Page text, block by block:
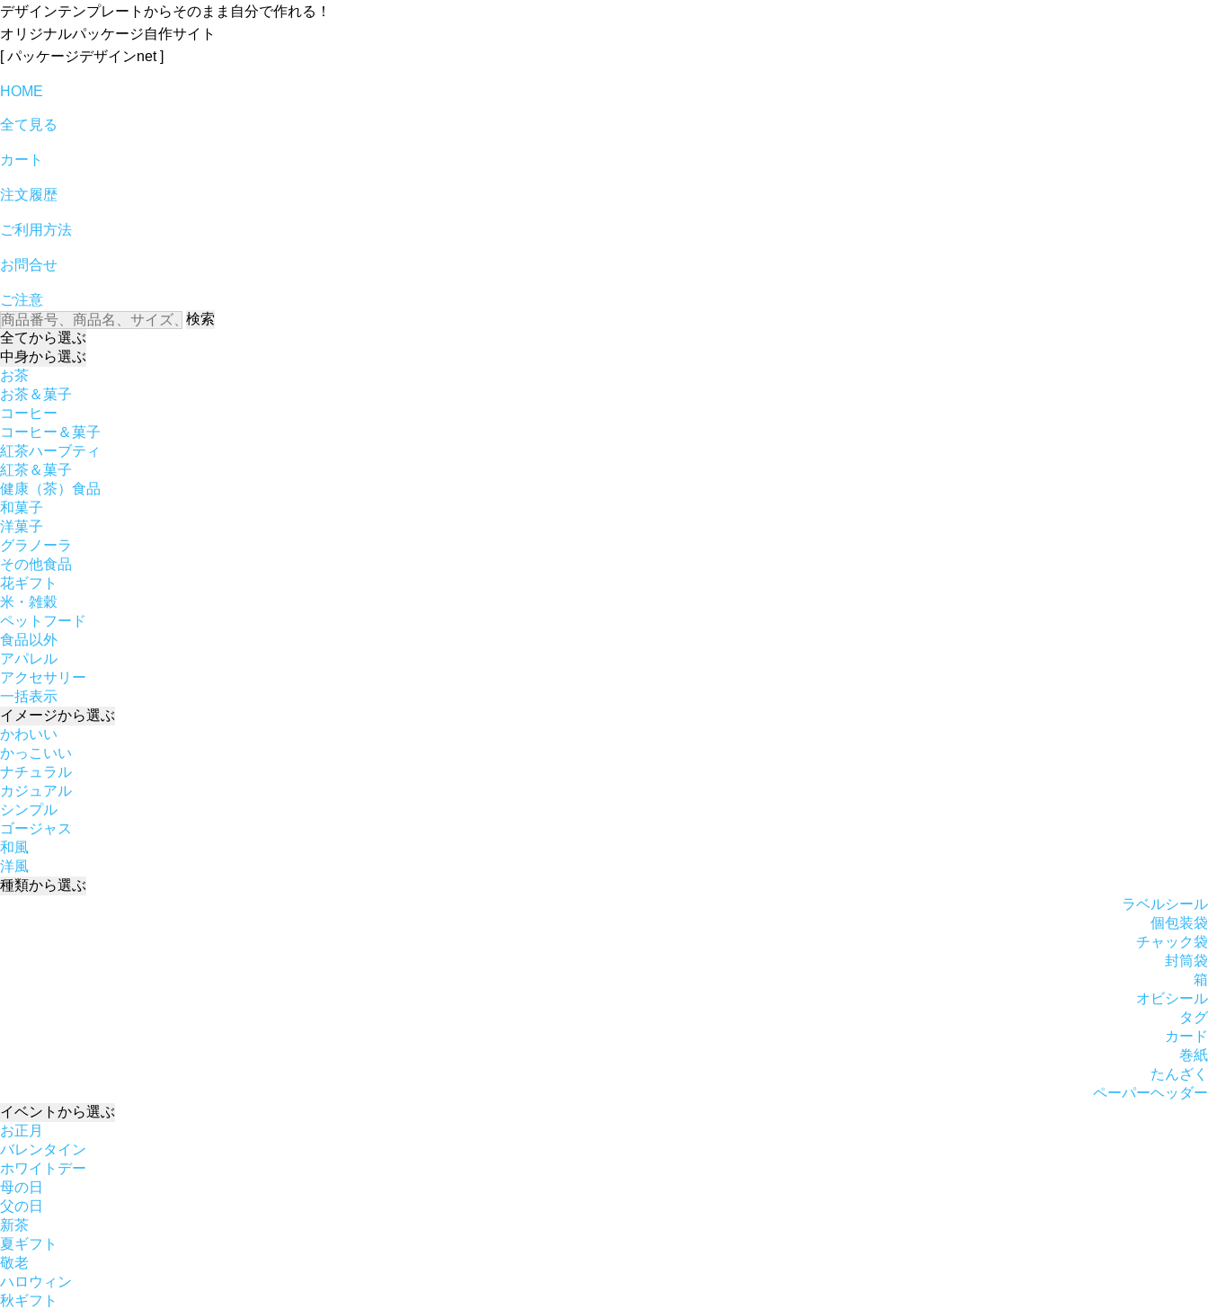
デザインテンプレートからそのまま自分で作れる！
オリジナルパッケージ自作サイト
[ パッケージデザインnet ]
HOME
全て見る
カート
注文履歴
ご利用方法
お問合せ
ご注意
検索
全てから選ぶ
中身から選ぶ
お茶
お茶＆菓子
コーヒー
コーヒー＆菓子
紅茶ハーブティ
紅茶＆菓子
健康（茶）食品
和菓子
洋菓子
グラノーラ
その他食品
花ギフト
米・雑穀
ペットフード
食品以外
アパレル
アクセサリー
一括表示
イメージから選ぶ
かわいい
かっこいい
ナチュラル
カジュアル
シンプル
ゴージャス
和風
洋風
種類から選ぶ
ラベルシール
個包装袋
チャック袋
封筒袋
箱
オビシール
タグ
カード
巻紙
たんざく
ペーパーヘッダー
イベント から選ぶ
お正月
バレンタイン
ホワイトデー
母の日
父の日
新茶
夏ギフト
敬老
ハロウィン
秋ギフト